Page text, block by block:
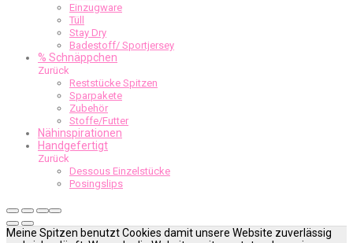
Einzugware
Tüll
Stay Dry
Badestoff/ Sportjersey
% Schnäppchen
Zurück
Reststücke Spitzen
Sparpakete
Zubehör
Stoffe/Futter
Nähinspirationen
Handgefertigt
Zurück
Dessous Einzelstücke
Posingslips
Meine Spitzen benutzt Cookies damit unsere Website zuverlässig